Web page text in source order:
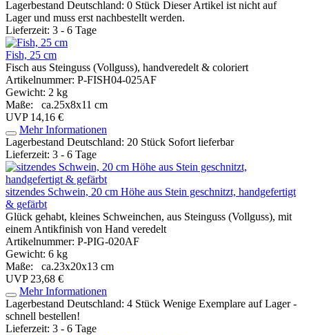
Lagerbestand Deutschland: 0 Stück Dieser Artikel ist nicht auf
Lager und muss erst nachbestellt werden.
Lieferzeit: 3 - 6 Tage
Fish, 25 cm
Fisch aus Steinguss (Vollguss), handveredelt & coloriert
Artikelnummer: P-FISH04-025AF
Gewicht: 2 kg
Maße: ca.25x8x11 cm
UVP 14,16 €
Mehr Informationen
Lagerbestand Deutschland: 20 Stück Sofort lieferbar
Lieferzeit: 3 - 6 Tage
sitzendes Schwein, 20 cm Höhe aus Stein geschnitzt, handgefertigt
& gefärbt
Glück gehabt, kleines Schweinchen, aus Steinguss (Vollguss), mit
einem Antikfinish von Hand veredelt
Artikelnummer: P-PIG-020AF
Gewicht: 6 kg
Maße: ca.23x20x13 cm
UVP 23,68 €
Mehr Informationen
Lagerbestand Deutschland: 4 Stück Wenige Exemplare auf Lager -
schnell bestellen!
Lieferzeit: 3 - 6 Tage